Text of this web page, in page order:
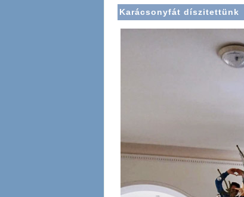
Karácsonyfát díszitettünk